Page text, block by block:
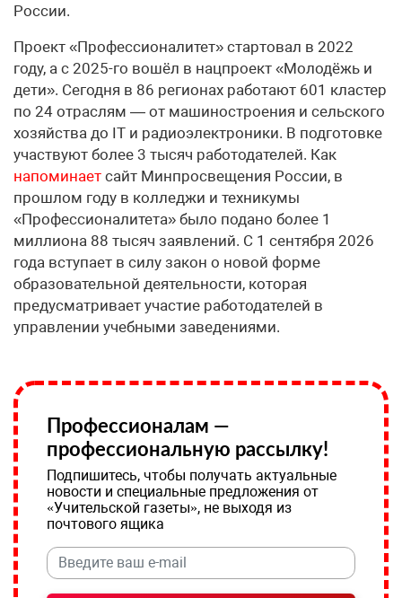
России.
Проект «Профессионалитет» стартовал в 2022
году, а с 2025-го вошёл в нацпроект «Молодёжь и
дети». Сегодня в 86 регионах работают 601 кластер
по 24 отраслям — от машиностроения и сельского
хозяйства до IT и радиоэлектроники. В подготовке
участвуют более 3 тысяч работодателей. Как
напоминает сайт Минпросвещения России, в
прошлом году в колледжи и техникумы
«Профессионалитета» было подано более 1
миллиона 88 тысяч заявлений. С 1 сентября 2026
года вступает в силу закон о новой форме
образовательной деятельности, которая
предусматривает участие работодателей в
управлении учебными заведениями.
Профессионалам —
профессиональную рассылку!
Подпишитесь, чтобы получать актуальные
новости и специальные предложения от
«Учительской газеты», не выходя из
почтового ящика